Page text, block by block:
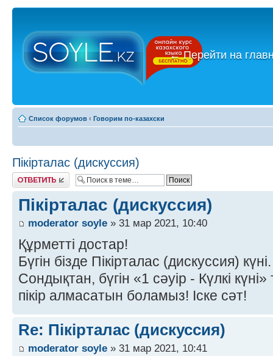
←Перейти на
Список форумов ‹ Говорим по-казахски
Пікірталас (дискуссия)
Ответить
Пікірталас (дискуссия)
moderator soyle » 31 мар 2021, 10:40
Құрметті достар!
Бүгін бізде Пікірталас (дискуссия) күні.
Сондықтан, бүгін «1 сәуір - Күлкі
пікір алмасатын боламыз! Іске сәт!
Re: Пікірталас (дискуссия)
moderator soyle » 31 мар 2021, 10:41